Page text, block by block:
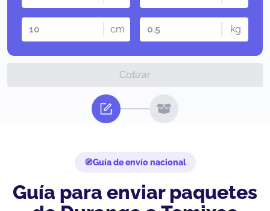
cm kg
Cotizar
Guía de envío nacional
Guía para enviar paquetes